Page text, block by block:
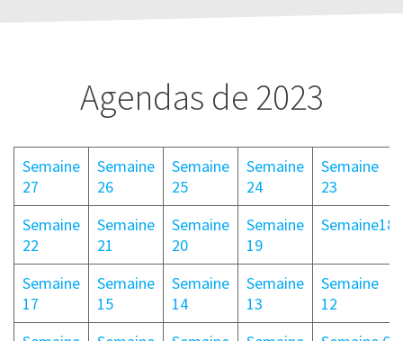
Agendas de 2023
Semaine
27
Semaine
26
Semaine
25
Semaine
24
Semaine
23
Semaine
22
Semaine
21
Semaine
20
Semaine
19
Semaine18
Semaine
17
Semaine
15
Semaine
14
Semaine
13
Semaine
12